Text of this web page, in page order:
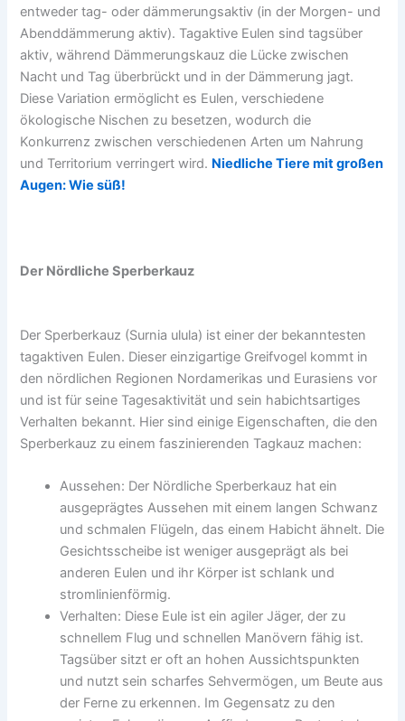
entweder tag- oder dämmerungsaktiv (in der Morgen- und
Abenddämmerung aktiv). Tagaktive Eulen sind tagsüber
aktiv, während Dämmerungskauz die Lücke zwischen
Nacht und Tag überbrückt und in der Dämmerung jagt.
Diese Variation ermöglicht es Eulen, verschiedene
ökologische Nischen zu besetzen, wodurch die
Konkurrenz zwischen verschiedenen Arten um Nahrung
und Territorium verringert wird. Niedliche Tiere mit großen
Augen: Wie süß!
Der Nördliche Sperberkauz
Der Sperberkauz (Surnia ulula) ist einer der bekanntesten
tagaktiven Eulen. Dieser einzigartige Greifvogel kommt in
den nördlichen Regionen Nordamerikas und Eurasiens vor
und ist für seine Tagesaktivität und sein habichtsartiges
Verhalten bekannt. Hier sind einige Eigenschaften, die den
Sperberkauz zu einem faszinierenden Tagkauz machen:
Aussehen: Der Nördliche Sperberkauz hat ein
ausgeprägtes Aussehen mit einem langen Schwanz
und schmalen Flügeln, das einem Habicht ähnelt. Die
Gesichtsscheibe ist weniger ausgeprägt als bei
anderen Eulen und ihr Körper ist schlank und
stromlinienförmig.
Verhalten: Diese Eule ist ein agiler Jäger, der zu
schnellem Flug und schnellen Manövern fähig ist.
Tagsüber sitzt er oft an hohen Aussichtspunkten
und nutzt sein scharfes Sehvermögen, um Beute aus
der Ferne zu erkennen. Im Gegensatz zu den